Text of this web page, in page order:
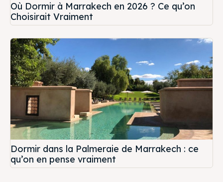
Où Dormir à Marrakech en 2026 ? Ce qu’on
Choisirait Vraiment
Dormir dans la Palmeraie de Marrakech : ce
qu’on en pense vraiment